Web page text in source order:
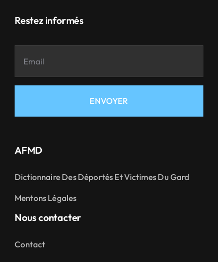
Restez informés
ENVOYER
AFMD
Dictionnaire Des Déportés Et Victimes Du Gard
Mentons Légales
Nous contacter
Contact